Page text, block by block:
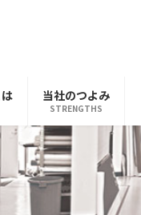
当社のつよみ
STRENGTHS